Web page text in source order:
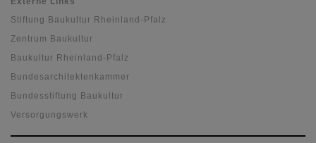
Stiftung Baukultur Rheinland-Pfalz
Zentrum Baukultur
Baukultur Rheinland-Pfalz
Bundesarchitektenkammer
Bundesstiftung Baukultur
Versorgungswerk